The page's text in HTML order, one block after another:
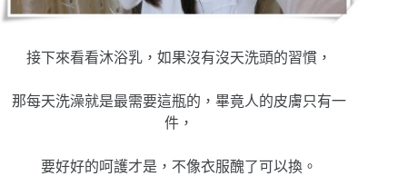
接下來看看沐浴乳，如果沒有沒天洗頭的習慣，
那每天洗澡就是最需要這瓶的，畢竟人的皮膚只有一
件，
要好好的呵護才是，不像衣服醜了可以換。